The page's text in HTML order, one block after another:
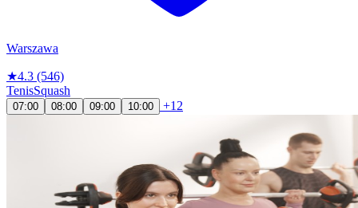
Warszawa
★4.3 (546)
TenisSquash
07:00 08:00 09:00 10:00 +12